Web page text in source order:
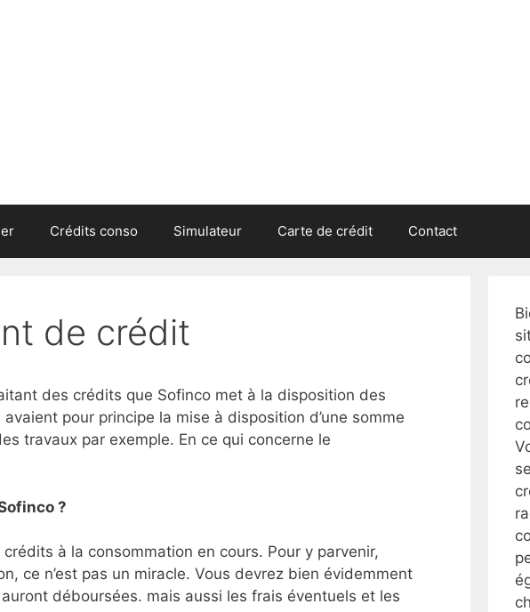
Crédits conso Simulateur Carte de crédit Contact
de crédit
des crédits que Sofinco met à la disposition des
pour principe la mise à disposition d’une somme
travaux par exemple. En ce qui concerne le
?
à la consommation en cours. Pour y parvenir,
ce n’est pas un miracle. Vous devrez bien évidemment
déboursées. mais aussi les frais éventuels et les